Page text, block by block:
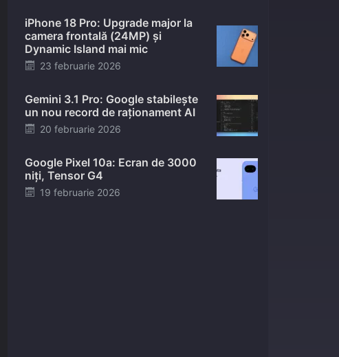
iPhone 18 Pro: Upgrade major la
camera frontală (24MP) și
Dynamic Island mai mic
Posted
23 februarie 2026
Gemini 3.1 Pro: Google stabilește
un nou record de raționament AI
Posted
20 februarie 2026
Google Pixel 10a: Ecran de 3000
niți, Tensor G4
Posted
19 februarie 2026